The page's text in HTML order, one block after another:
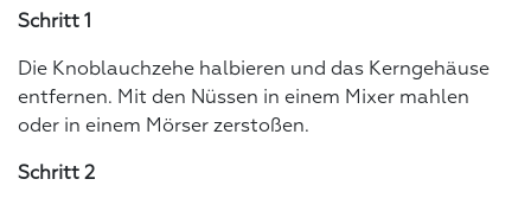
Schritt 1
Die Knoblauchzehe halbieren und das Kerngehäuse
entfernen. Mit den Nüssen in einem Mixer mahlen
oder in einem Mörser zerstoßen.
Schritt 2